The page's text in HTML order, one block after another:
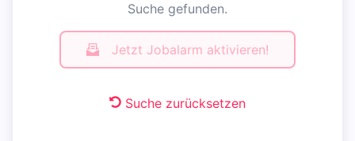
Suche gefunden.
Jetzt Jobalarm aktivieren!
Suche zurücksetzen